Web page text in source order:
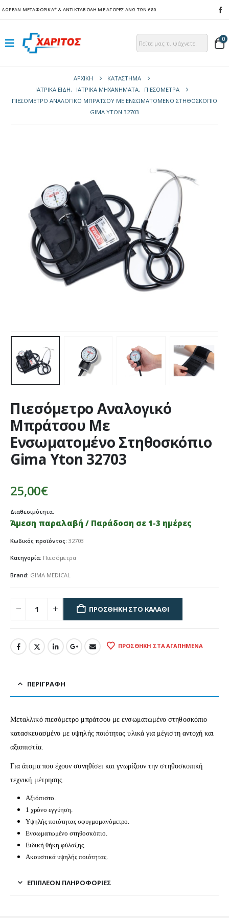
ΔΩΡΕΑΝ ΜΕΤΑΦΟΡΙΚΑ* & ΑΝΤΙΚΤΑΒΟΛΗ ΜΕ ΑΓΟΡΕΣ ΑΝΩ ΤΩΝ €80
0
ΑΡΧΙΚΉ
ΚΑΤΆΣΤΗΜΑ
ΙΑΤΡΙΚΑ ΕΙΔΗ, ΙΑΤΡΙΚΑ ΜΗΧΑΝΗΜΑΤΑ,
ΠΙΕΣΌΜΕΤΡΑ
ΠΙΕΣΌΜΕΤΡΟ ΑΝΑΛΟΓΙΚΌ ΜΠΡΆΤΣΟΥ MΕ ΕΝΣΩΜΑΤΟΜΈΝΟ ΣΤΗΘΟΣΚΌΠΙΟ
GIMA YTON 32703
Πιεσόμετρο Αναλογικό
Μπράτσου Mε
Ενσωματομένο Στηθοσκόπιο
Gima Yton 32703
25,00€
Διαθεσιμότητα:
Άμεση παραλαβή / Παράδοση σε 1-3 ημέρες
Κωδικός προϊόντος: 32703
Κατηγορία: Πιεσόμετρα
Brand: GIMA MEDICAL
ΠΡΟΣΘΉΚΗ ΣΤΟ ΚΑΛΆΘΙ
ΠΡΟΣΘΉΚΗ ΣΤΑ ΑΓΑΠΗΜΈΝΑ
ΠΕΡΙΓΡΑΦΉ
Μεταλλικό πιεσόμετρο μπράτσου με ενσωματωμένο στηθοσκόπιο
κατασκευασμένο με υψηλής ποιότητας υλικά για μέγιστη αντοχή και
αξιοπιστία.
Για άτομα που έχουν συνηθίσει και γνωρίζουν την στηθοσκοπική
τεχνική μέτρησης.
Αξιόπιστο.
1 χρόνο εγγύηση.
Υψηλής ποιότητας σφυγμομανόμετρο.
Ενσωματωμένο στηθοσκόπιο.
Ειδική θήκη φύλαξης.
Ακουστικά υψηλής ποιότητας.
ΕΠΙΠΛΈΟΝ ΠΛΗΡΟΦΟΡΊΕΣ